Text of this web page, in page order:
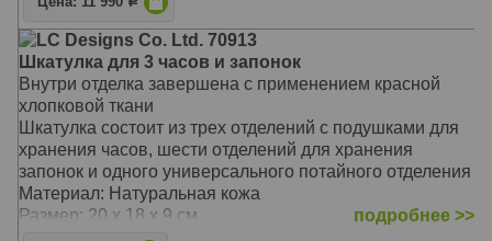
LC Designs Co. Ltd. 70913
Шкатулка для 3 часов и запонок
Внутри отделка завершена с применением красной
хлопковой ткани
Шкатулка состоит из трех отделений с подушками для
хранения часов, шести отделений для хранения
запонок и одного универсального потайного отделения
Материал: Натуральная кожа
Размер: 20 х 18 х 9 см
подробнее >>